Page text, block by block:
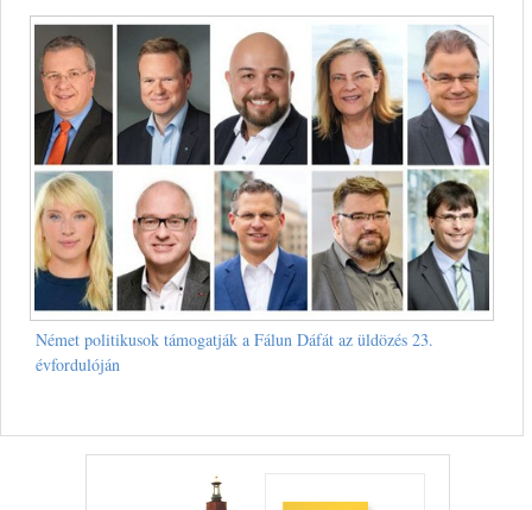
Német politikusok támogatják a Fálun Dáfát az üldözés 23.
évfordulóján